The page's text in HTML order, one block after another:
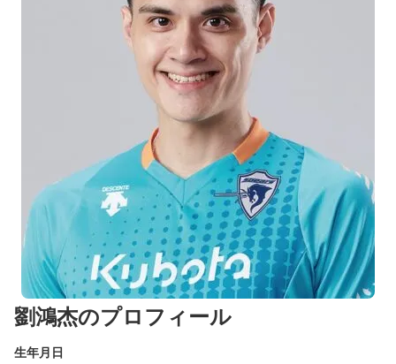
劉鴻杰のプロフィール
生年月日